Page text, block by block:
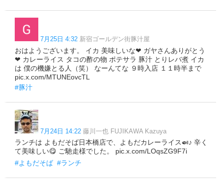
7月25日 4:32 新宿ゴールデン街豚汁屋
おはようございます。 イカ 美味しいな❤ ガヤさんありがとう
❤ カレーライス タコの酢の物 ポテサラ 豚汁 とりレバ煮 イカ
は 僕の機嫌とる人（笑） なーんてな ９時入店 １１時半まで
pic.x.com/MTUNEovcTL
#豚汁
7月24日 14:22 藤川一也 FUJIKAWA Kazuya
ランチは よもだそば日本橋店で、よもだカレーライス🍛♪ 辛く
て美味しい😋 ご馳走様でした。 pic.x.com/LOqsZG9F7i
#よもだそば #ランチ